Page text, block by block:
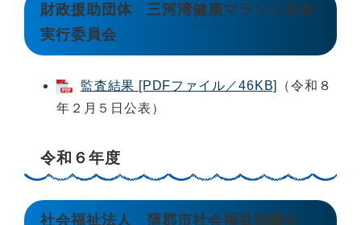
財政援助団体 三河湾健康マラソン大会
実行委員会
監査結果 [PDFファイル／46KB]
（令和８
年２月５日公表）
令和６年度
社会福祉法人 蒲郡市社会福祉協議会